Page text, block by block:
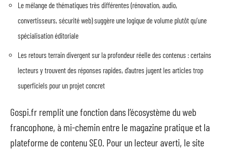
Le mélange de thématiques très différentes (rénovation, audio,
convertisseurs, sécurité web) suggère une logique de volume plutôt qu’une
spécialisation éditoriale
Les retours terrain divergent sur la profondeur réelle des contenus : certains
lecteurs y trouvent des réponses rapides, d’autres jugent les articles trop
superficiels pour un projet concret
Gospi.fr remplit une fonction dans l’écosystème du web
francophone, à mi-chemin entre le magazine pratique et la
plateforme de contenu SEO. Pour un lecteur averti, le site